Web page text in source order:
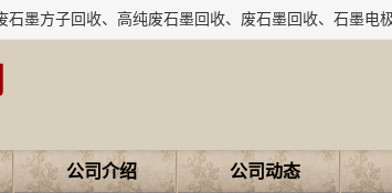
公司介绍 公司动态